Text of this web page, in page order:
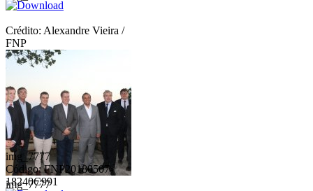
Crédito: Alexandre Vieira /
FNP
img_7777
img_7777
Código: FNP20180507-
18240C991